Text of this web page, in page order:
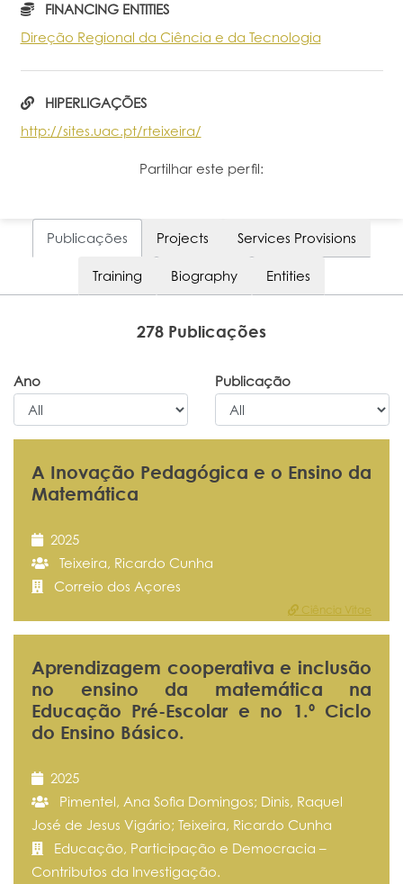
FINANCING ENTITIES
Direção Regional da Ciência e da Tecnologia
HIPERLIGAÇÕES
http://sites.uac.pt/rteixeira/
Partilhar este perfil:
Publicações Projects Services Provisions
Training Biography Entities
278 Publicações
Ano Publicação
A Inovação Pedagógica e o Ensino da
Matemática
2025
Teixeira, Ricardo Cunha
Correio dos Açores
Ciência Vitae
Aprendizagem cooperativa e inclusão
no ensino da matemática na
Educação Pré-Escolar e no 1.º Ciclo
do Ensino Básico.
2025
Pimentel, Ana Sofia Domingos; Dinis, Raquel
José de Jesus Vigário; Teixeira, Ricardo Cunha
Educação, Participação e Democracia –
Contributos da Investigação.